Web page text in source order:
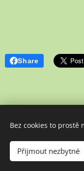
Share
Vytvořeno
Bez cookies to prostě
Přijmout nezbytné